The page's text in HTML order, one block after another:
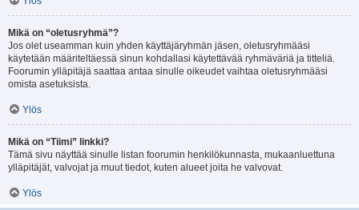
Mikä on “oletusryhmä”?
Jos olet useamman kuin yhden käyttäjäryhmän jäsen, oletusryhmääsi
käytetään määriteltäessä sinun kohdallasi käytettävää ryhmäväriä ja titteliä.
Foorumin ylläpitäjä saattaa antaa sinulle oikeudet vaihtaa oletusryhmääsi
omista asetuksista.
Ylös
Mikä on “Tiimi” linkki?
Tämä sivu näyttää sinulle listan foorumin henkilökunnasta, mukaanluettuna
ylläpitäjät, valvojat ja muut tiedot, kuten alueet joita he valvovat.
Ylös